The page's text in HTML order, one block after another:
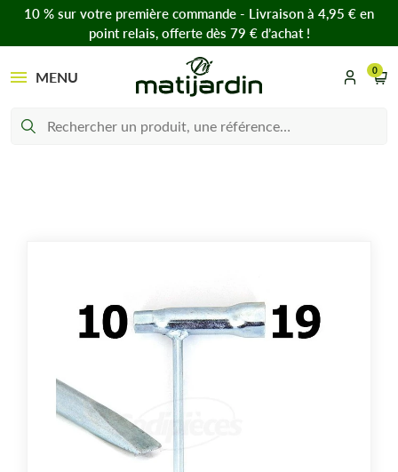
10 % sur votre première commande - Livraison à 4,95 € en
point relais, offerte dès 79 € d’achat !
MENU 0